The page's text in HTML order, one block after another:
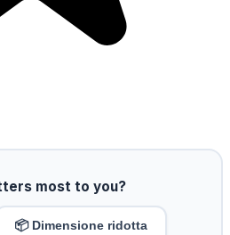
most to you?
📦 Dimensione ridotta